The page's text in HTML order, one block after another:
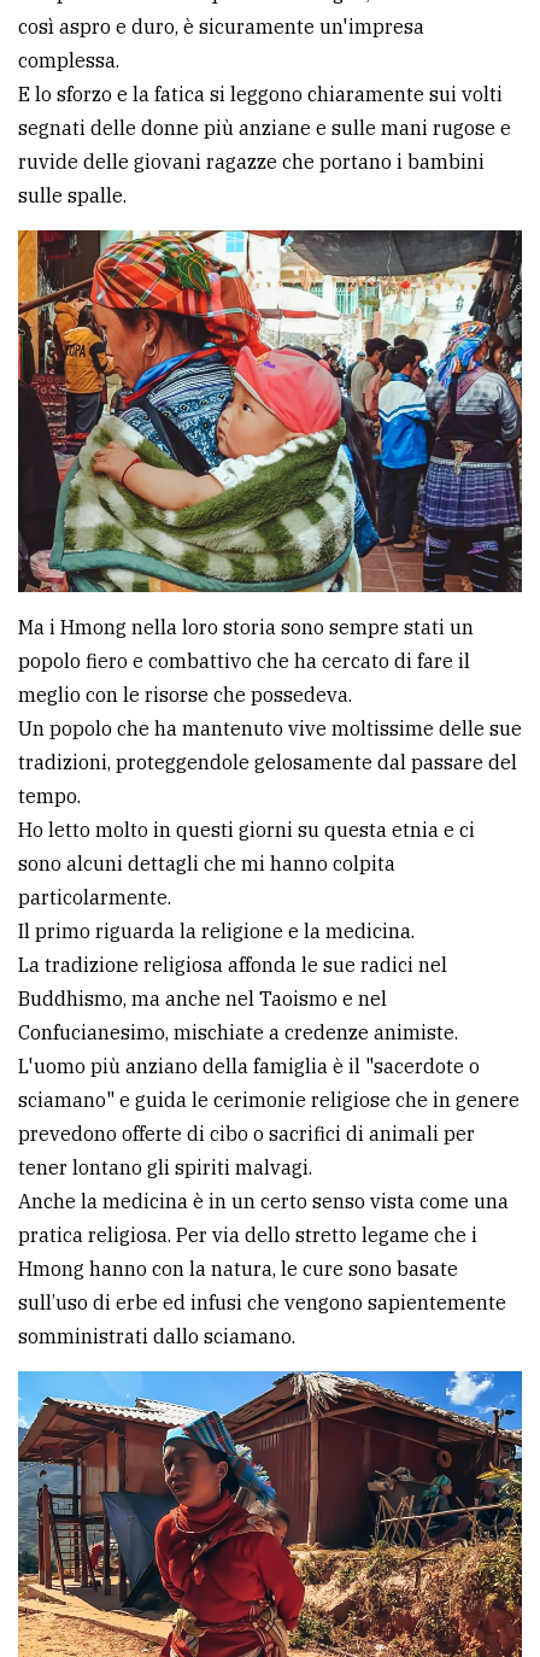
così aspro e duro, è sicuramente un'impresa
complessa.
E lo sforzo e la fatica si leggono chiaramente sui volti
segnati delle donne più anziane e sulle mani rugose e
ruvide delle giovani ragazze che portano i bambini
sulle spalle.
Ma i Hmong nella loro storia sono sempre stati un
popolo fiero e combattivo che ha cercato di fare il
meglio con le risorse che possedeva.
Un popolo che ha mantenuto vive moltissime delle sue
tradizioni, proteggendole gelosamente dal passare del
tempo.
Ho letto molto in questi giorni su questa etnia e ci
sono alcuni dettagli che mi hanno colpita
particolarmente.
Il primo riguarda la religione e la medicina.
La tradizione religiosa affonda le sue radici nel
Buddhismo, ma anche nel Taoismo e nel
Confucianesimo, mischiate a credenze animiste.
L'uomo più anziano della famiglia è il "sacerdote o
sciamano" e guida le cerimonie religiose che in genere
prevedono offerte di cibo o sacrifici di animali per
tener lontano gli spiriti malvagi.
Anche la medicina è in un certo senso vista come una
pratica religiosa. Per via dello stretto legame che i
Hmong hanno con la natura, le cure sono basate
sull’uso di erbe ed infusi che vengono sapientemente
somministrati dallo sciamano.